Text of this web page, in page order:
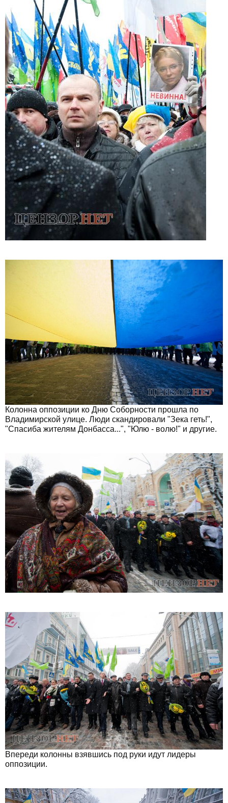
Колонна оппозиции ко Дню Соборности прошла по
Владимирской улице. Люди скандировали "Зека геть!",
"Спасиба жителям Донбасса...", "Юлю - волю!" и другие.
Впереди колонны взявшись под руки идут лидеры
оппозиции.